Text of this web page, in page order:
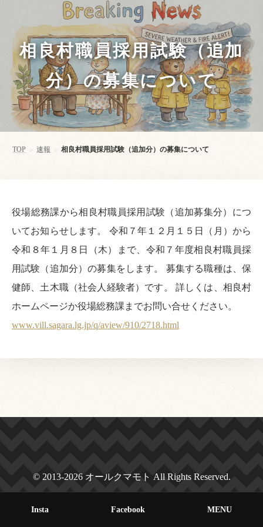
相良村職員採用試験（追加
分）の募集について
TOP > 速報 > 相良村職員採用試験（追加分）の募集について
役場総務課から相良村職員採用試験（追加募集分）につ
いてお知らせします。 令和７年１２月１５日（月）から
令和８年１月８日（木）まで、令和７年度相良村職員採
用試験（追加分）の募集をします。 募集する職種は、保
健師、土木職（社会人経験者）です。 詳しくは、相良村
ホームページか役場総務課までお問い合せください。
www.vill.sagara.lg.jp/q/aview/910/2718.html
© 2013-2026 オールクマモト All Rights Reserved.
Insta Facebook MENU